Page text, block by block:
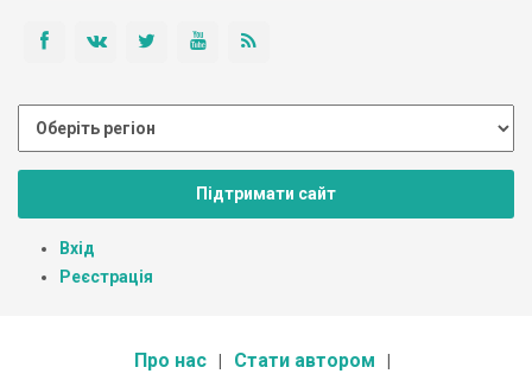
Підтримати сайт
Вхід
Реєстрація
Про нас Стати автором